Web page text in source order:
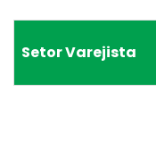
Setor Varejista